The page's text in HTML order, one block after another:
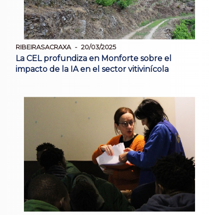
RIBEIRASACRAXA 20/03/2025
La CEL profundiza en Monforte sobre el
impacto de la IA en el sector vitivinícola